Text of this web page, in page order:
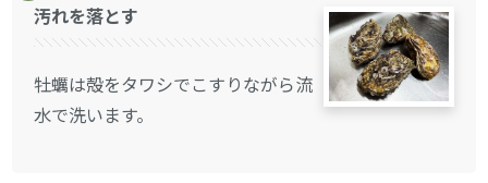
汚れを落とす
牡蠣は殻をタワシでこすりながら流
水で洗います。